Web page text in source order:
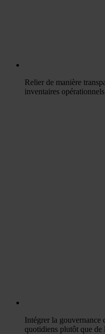
Relier de manière
inventaires opérationnels
Intégrer la gouvernance
quotidiens plutôt que de